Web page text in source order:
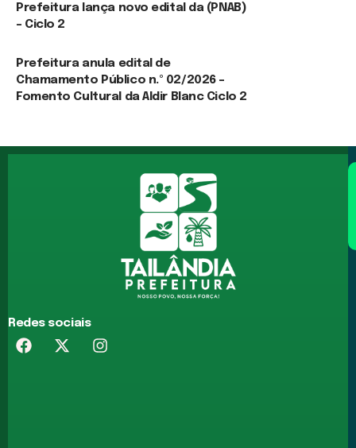
Prefeitura lança novo edital da (PNAB)
– Ciclo 2
Prefeitura anula edital de
Chamamento Público n.º 02/2026 –
Fomento Cultural da Aldir Blanc Ciclo 2
Redes sociais